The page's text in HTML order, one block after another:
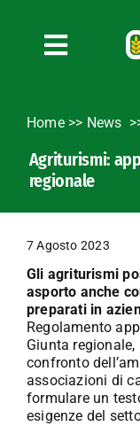
contenuto
Toggle
News
L’Agricoltore
Fotogallery
Lavora con noi
Contatti
Home>> News
Agriturismi:
regionale
7 Agosto 2023
Gli agriturismi
asporto anche
preparati in
Regolamento
Giunta
confronto
associazioni di
formulare un
esigenze del